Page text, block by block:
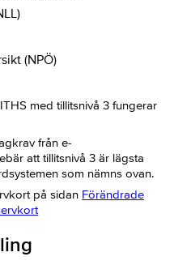
(NPÖ)
med tillitsnivå 3 fungerar
från e-
att tillitsnivå 3 är lägsta
som nämns ovan.
på sidan Förändrade